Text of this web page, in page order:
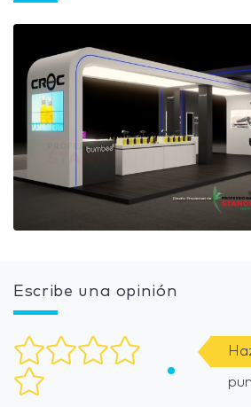
Escribe una opinión